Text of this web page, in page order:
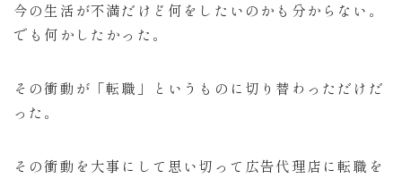
今の生活が不満だけど何をしたいのかも分からない。
でも何かしたかった。
その衝動が「転職」というものに切り替わっただけだ
った。
その衝動を大事にして思い切って広告代理店に転職を